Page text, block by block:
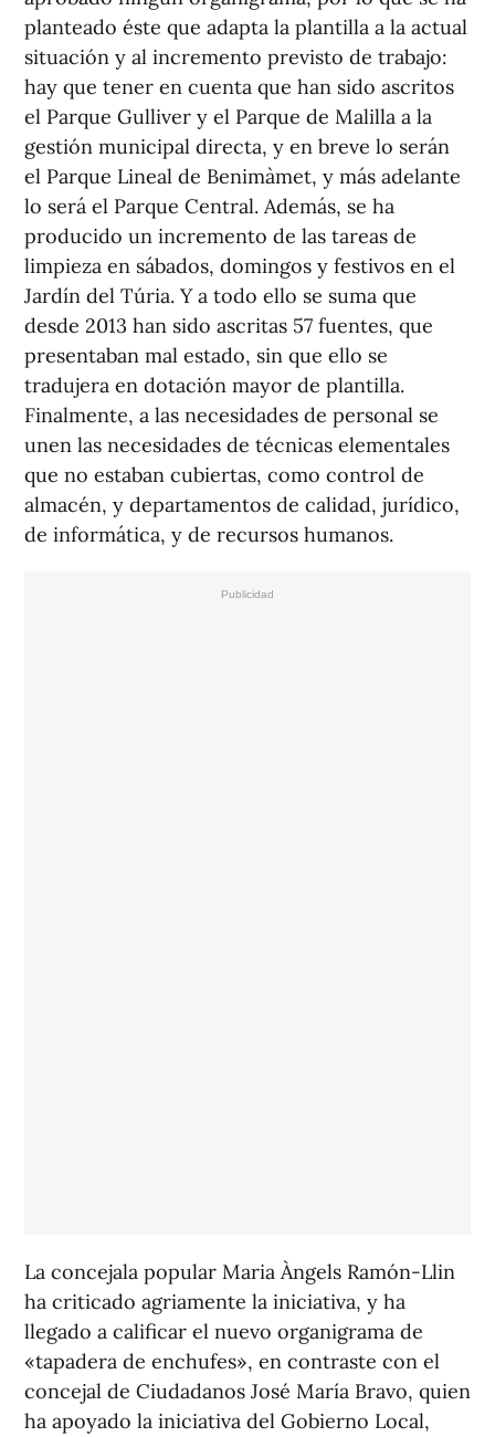
planteado éste que adapta la plantilla a la actual
situación y al incremento previsto de trabajo:
hay que tener en cuenta que han sido ascritos
el Parque Gulliver y el Parque de Malilla a la
gestión municipal directa, y en breve lo serán
el Parque Lineal de Benimàmet, y más adelante
lo será el Parque Central. Además, se ha
producido un incremento de las tareas de
limpieza en sábados, domingos y festivos en el
Jardín del Túria. Y a todo ello se suma que
desde 2013 han sido ascritas 57 fuentes, que
presentaban mal estado, sin que ello se
tradujera en dotación mayor de plantilla.
Finalmente, a las necesidades de personal se
unen las necesidades de técnicas elementales
que no estaban cubiertas, como control de
almacén, y departamentos de calidad, jurídico,
de informática, y de recursos humanos.
La concejala popular Maria Àngels Ramón-Llin
ha criticado agriamente la iniciativa, y ha
llegado a calificar el nuevo organigrama de
«tapadera de enchufes», en contraste con el
concejal de Ciudadanos José María Bravo, quien
ha apoyado la iniciativa del Gobierno Local,